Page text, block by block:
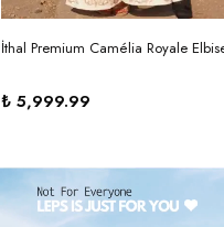
İthal Premium Camélia Royale
₺ 5,999.99